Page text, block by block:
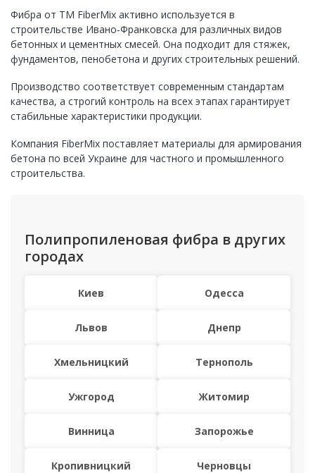
Фибра от ТМ FiberMix активно используется в
строительстве Ивано-Франковска для различных видов
бетонных и цементных смесей. Она подходит для стяжек,
фундаментов, пенобетона и других строительных решений.
Производство соответствует современным стандартам
качества, а строгий контроль на всех этапах гарантирует
стабильные характеристики продукции.
Компания FiberMix поставляет материалы для армирования
бетона по всей Украине для частного и промышленного
строительства.
Полипропиленовая фибра в других
городах
Киев Одесса
Львов Днепр
Хмельницкий Тернополь
Ужгород Житомир
Винница Запорожье
Кропивницкий Черновцы